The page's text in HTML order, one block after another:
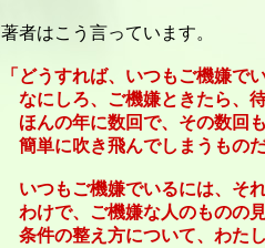
著者はこう言っています。
「どうすれば、いつもご機嫌で
なにしろ、ご機嫌ときたら、
ほんの年に数回で、その数回
簡単に吹き飛んでしまうもの
いつもご機嫌でいるには、そ
わけで、ご機嫌な人のものの
条件の整え方について、わた